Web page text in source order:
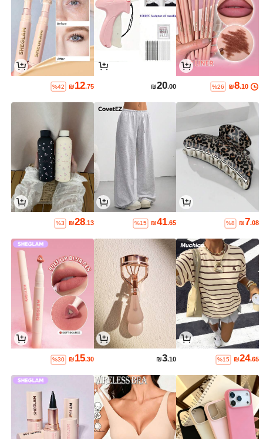
₪8.10
%26
₪20.00
₪12.75
%42
₪7.08
%8
₪41.65
%15
₪28.13
%3
₪24.65
%15
₪3.10
₪15.30
%30